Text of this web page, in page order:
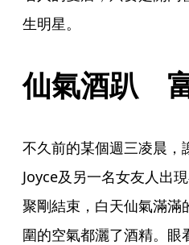
生明星。
仙氣酒趴　
不久前的某個週三凌晨，
Joyce及另一名女友人出
聚剛結束，白天仙氣滿滿
圍的空氣都灑了酒精。